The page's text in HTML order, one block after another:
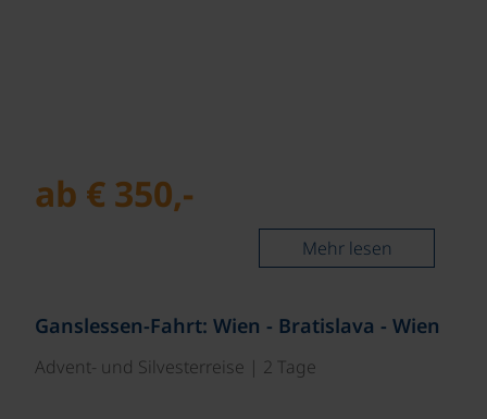
ab € 350,-
Mehr lesen
Ganslessen-Fahrt: Wien - Bratislava - Wien
Advent- und Silvesterreise | 2 Tage